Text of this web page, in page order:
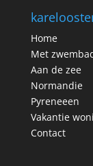
Home
Met
Aan de zee
Normandie
Pyreneeen
Vakantie
Contact